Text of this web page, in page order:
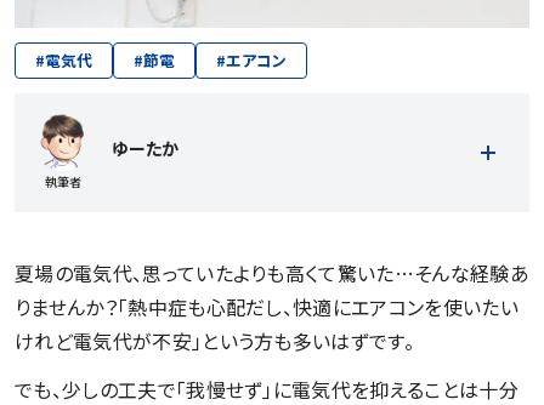
#電気代 #節電 #エアコン
執筆者
ゆーたか
記事一覧を見る
夏場の電気代、思っていたよりも高くて驚いた…そんな経験あ
りませんか？「熱中症も心配だし、快適にエアコンを使いたい
けれど電気代が不安」という方も多いはずです。
でも、少しの工夫で「我慢せず」に電気代を抑えることは十分